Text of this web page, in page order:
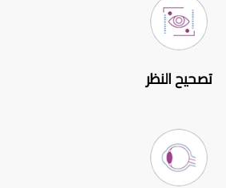
تصحيح النظر